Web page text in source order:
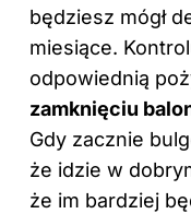
będziesz mógł
miesiące.
odpowiednią
zamknięciu
Gdy zacznie
że idzie w
że im bardziej